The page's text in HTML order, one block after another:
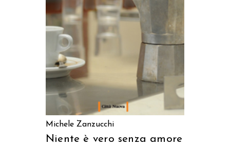
AGGIUNGI AL CARRELLO
Michele Zanzucchi
Niente è vero senza amore